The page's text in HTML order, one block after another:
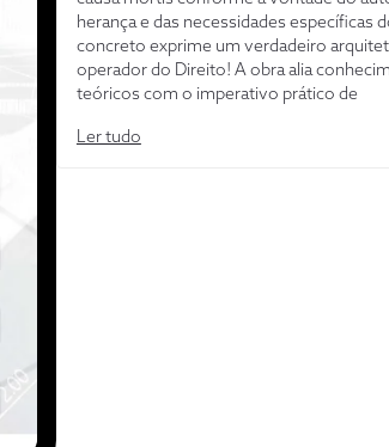
herança e das necessidades específicas
concreto exprime um verdadeiro
operador do Direito! A obra alia
teóricos com o imperativo prático de
assim, conceder aos operadores do
Ler tudo